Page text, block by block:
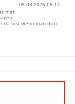
05.03.2026 09:12
hier
da bist wenn man dich